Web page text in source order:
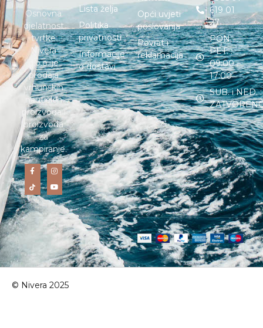
Osnovna
djelatnost
tvrtke
Nivera
d.o.o. je
prodaja
vrhunskih
nautičkih
proizvoda i
proizvoda
za
kampiranje.
Lista želja
Politika
privatnosti
Informacije
o dostavi
Opći uvjeti
poslovanja
Povrat i
reklamacija
619 01
27
PON. –
PET. :
09:00 –
17:00
SUB. i NED. :
© Nivera 2025